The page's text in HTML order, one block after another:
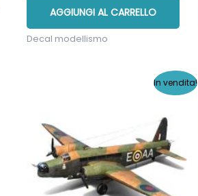
era:
€7,00.
è:
€5,00.
AGGIUNGI AL CARRELLO
Decal modellismo
In vendita!